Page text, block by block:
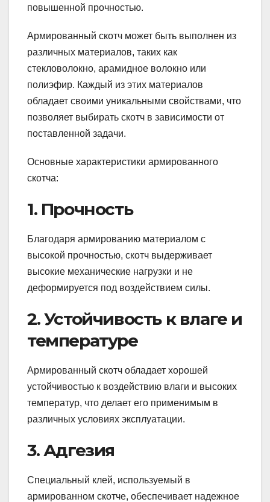
повышенной прочностью.
Армированный скотч может быть выполнен из
различных материалов, таких как
стекловолокно, арамидное волокно или
полиэфир. Каждый из этих материалов
обладает своими уникальными свойствами, что
позволяет выбирать скотч в зависимости от
поставленной задачи.
Основные характеристики армированного
скотча:
1. Прочность
Благодаря армированию материалом с
высокой прочностью, скотч выдерживает
высокие механические нагрузки и не
деформируется под воздействием силы.
2. Устойчивость к влаге и
температуре
Армированный скотч обладает хорошей
устойчивостью к воздействию влаги и высоких
температур, что делает его применимым в
различных условиях эксплуатации.
3. Адгезия
Специальный клей, используемый в
армированном скотче, обеспечивает надежное